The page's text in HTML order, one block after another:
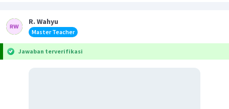
R. Wahyu
Master Teacher
Jawaban terverifikasi